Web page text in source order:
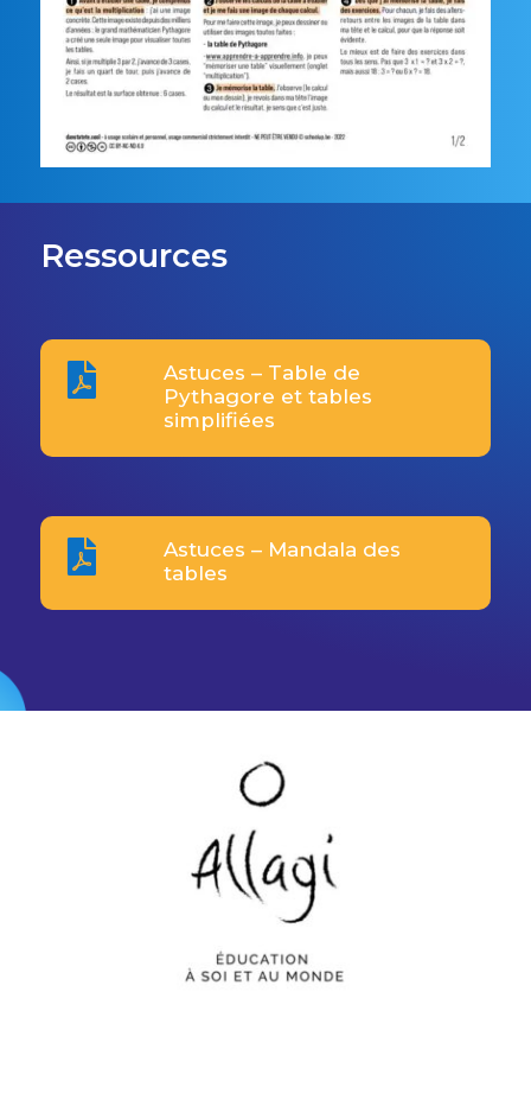
Ressources

Astuces – Table de
Pythagore et tables
simplifiées

Astuces – Mandala des
tables